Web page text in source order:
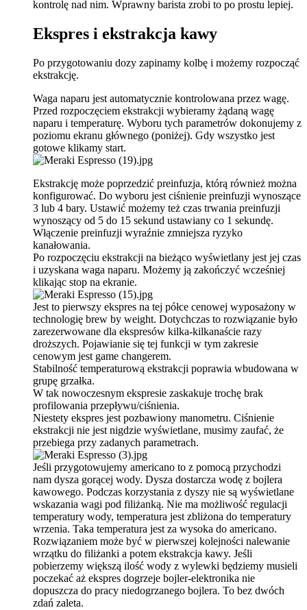
kontrolę nad nim. Wprawny barista zrobi to po prostu lepiej.
Ekspres i ekstrakcja kawy
Po przygotowaniu dozy zapinamy kolbę i możemy rozpocząć
ekstrakcję.
Waga naparu jest automatycznie kontrolowana przez wagę.
Przed rozpoczęciem ekstrakcji wybieramy żądaną wagę
naparu i temperaturę. Wyboru tych parametrów dokonujemy z
poziomu ekranu głównego (poniżej). Gdy wszystko jest
gotowe klikamy start.
Ekstrakcję może poprzedzić preinfuzja, którą również można
konfigurować. Do wyboru jest ciśnienie preinfuzji wynoszące
3 lub 4 bary. Ustawić możemy też czas trwania preinfuzji
wynoszący od 5 do 15 sekund ustawiany co 1 sekundę.
Włączenie preinfuzji wyraźnie zmniejsza ryzyko
kanałowania.
Po rozpoczęciu ekstrakcji na bieżąco wyświetlany jest jej czas
i uzyskana waga naparu. Możemy ją zakończyć wcześniej
klikając stop na ekranie.
Jest to pierwszy ekspres na tej półce cenowej wyposażony w
technologię brew by weight. Dotychczas to rozwiązanie było
zarezerwowane dla ekspresów kilka-kilkanaście razy
droższych. Pojawianie się tej funkcji w tym zakresie
cenowym jest game changerem.
Stabilność temperaturową ekstrakcji poprawia wbudowana w
grupę grzałka.
W tak nowoczesnym ekspresie zaskakuje trochę brak
profilowania przepływu/ciśnienia.
Niestety ekspres jest pozbawiony manometru. Ciśnienie
ekstrakcji nie jest nigdzie wyświetlane, musimy zaufać, że
przebiega przy zadanych parametrach.
Jeśli przygotowujemy americano to z pomocą przychodzi
nam dysza gorącej wody. Dysza dostarcza wodę z bojlera
kawowego. Podczas korzystania z dyszy nie są wyświetlane
wskazania wagi pod filiżanką. Nie ma możliwość regulacji
temperatury wody, temperatura jest zbliżona do temperatury
wrzenia. Taka temperatura jest za wysoka do americano.
Rozwiązaniem może być w pierwszej kolejności nalewanie
wrzątku do filiżanki a potem ekstrakcja kawy. Jeśli
pobierzemy większą ilość wody z wylewki będziemy musieli
poczekać aż ekspres dogrzeje bojler-elektronika nie
dopuszcza do pracy niedogrzanego bojlera. To bez dwóch
zdań zaleta.